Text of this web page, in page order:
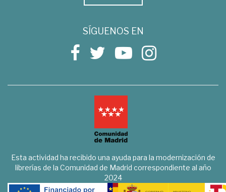
SÍGUENOS EN
Esta actividad ha recibido una ayuda para la modernización de
librerías de la Comunidad de Madrid correspondiente al año
2024